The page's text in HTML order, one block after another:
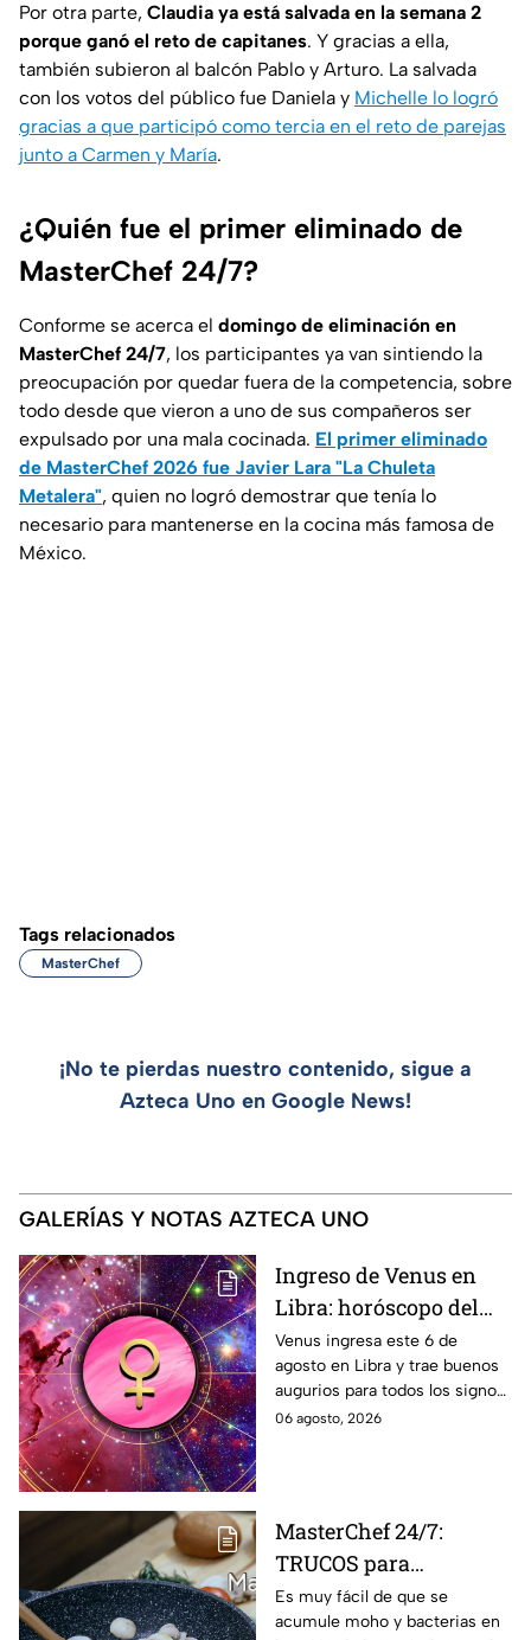
Por otra parte, Claudia ya está salvada en la semana 2
porque ganó el reto de capitanes. Y gracias a ella,
también subieron al balcón Pablo y Arturo. La salvada
con los votos del público fue Daniela y Michelle lo logró
gracias a que participó como tercia en el reto de parejas
junto a Carmen y María.
¿Quién fue el primer eliminado de
MasterChef 24/7?
Conforme se acerca el domingo de eliminación en
MasterChef 24/7, los participantes ya van sintiendo la
preocupación por quedar fuera de la competencia, sobre
todo desde que vieron a uno de sus compañeros ser
expulsado por una mala cocinada. El primer eliminado
de MasterChef 2026 fue Javier Lara "La Chuleta
Metalera", quien no logró demostrar que tenía lo
necesario para mantenerse en la cocina más famosa de
México.
Tags relacionados
MasterChef
¡No te pierdas nuestro contenido, sigue a
Azteca Uno en Google News!
GALERÍAS Y NOTAS AZTECA UNO
Ingreso de Venus en
Libra: horóscopo del
amor para todos los
signos del 6 de agosto
al 10 de septiembre
Venus ingresa este 6 de
agosto en Libra y trae buenos
augurios para todos los signos
del zodiaco. Conoce las
06 agosto, 2026
MasterChef 24/7:
TRUCOS para
desinfectar las
miserables de tu cocina
Es muy fácil de que se
acumule moho y bacterias en